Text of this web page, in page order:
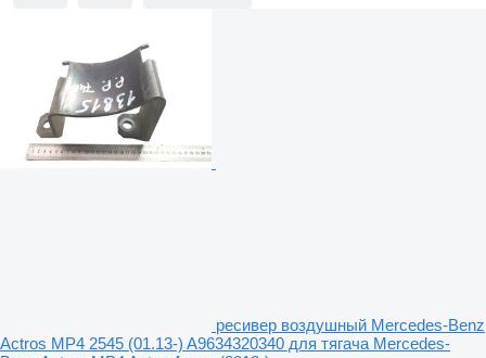
ресивер воздушный Mercedes-Benz
Actros MP4 2545 (01.13-) A9634320340 для тягача Mercedes-